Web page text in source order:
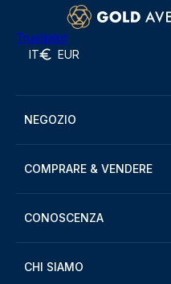
Trustpilot
IT EUR
NEGOZIO
COMPRARE & VENDERE
CONOSCENZA
CHI SIAMO